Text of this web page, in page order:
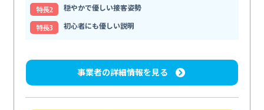
特⻑2
穏やかで優しい接客姿勢
特⻑3
初心者にも優しい説明
事業者の詳細情報を見る